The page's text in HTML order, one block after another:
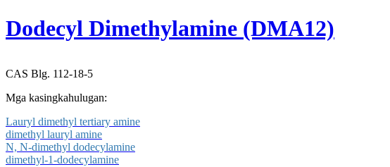
Dodecyl Dimethylamine (DMA12)
CAS Blg. 112-18-5
Mga kasingkahulugan:
Lauryl dimethyl tertiary amine
dimethyl lauryl amine
N, N-dimethyl dodecylamine
dimethyl-1-dodecylamine